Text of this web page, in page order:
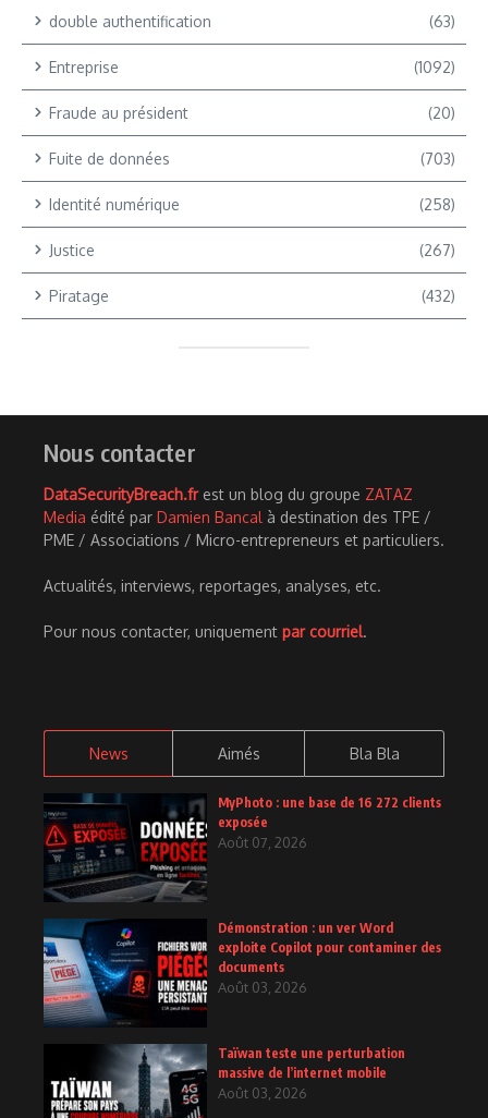
double authentification (63)
Entreprise (1092)
Fraude au président (20)
Fuite de données (703)
Identité numérique (258)
Justice (267)
Piratage (432)
Nous contacter
DataSecurityBreach.frest un blog du groupe ZATAZ
Media édité par Damien Bancal à destination des TPE /
PME / Associations / Micro-entrepreneurs et particuliers.
Actualités, interviews, reportages, analyses, etc.
Pour nous contacter, uniquement par courriel.
News Aimés Bla Bla
MyPhoto : une base de 16 272 clients
exposée
Août 07, 2026
Démonstration : un ver Word
exploite Copilot pour contaminer des
documents
Août 03, 2026
Taïwan teste une perturbation
massive de l’internet mobile
Août 03, 2026